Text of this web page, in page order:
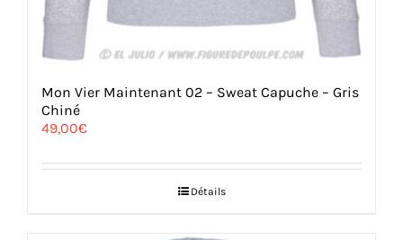
Mon Vier Maintenant 02 – Sweat Capuche – Gris
Chiné
49,00€
Détails